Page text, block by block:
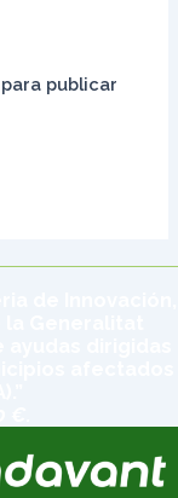
para publicar